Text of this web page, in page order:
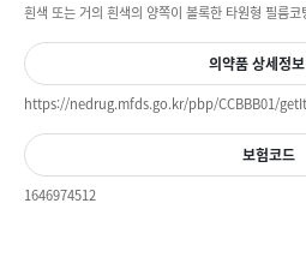
흰색 또는 거의 흰색의 양쪽이 볼록한 타원형 필름코
의약품 상세정
https://nedrug.mfds.go.kr/pbp/CCBBB01/
보험코드
1646974512